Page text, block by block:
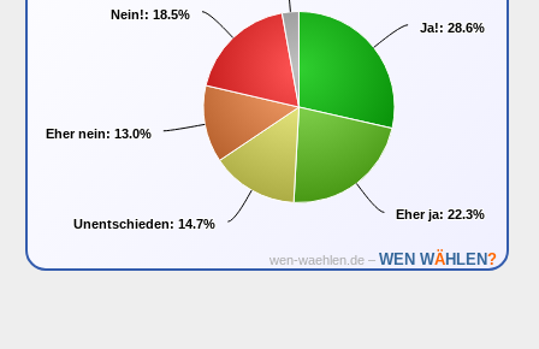
Ja!: 28.6%
Ja!: 28.6%
Eher ja: 22.3%
Eher ja: 22.3%
Unentschieden: 14.7%
Unentschieden: 14.7%
Eher nein: 13.0%
Eher nein: 13.0%
Nein!: 18.5%
Nein!: 18.5%
wen-waehlen.de – WEN WÄHLEN?